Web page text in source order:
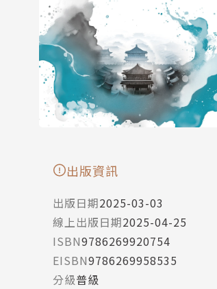
出版資訊
出版日期2025-03-03
線上出版日期2025-04-25
ISBN9786269920754
EISBN9786269958535
分級普級